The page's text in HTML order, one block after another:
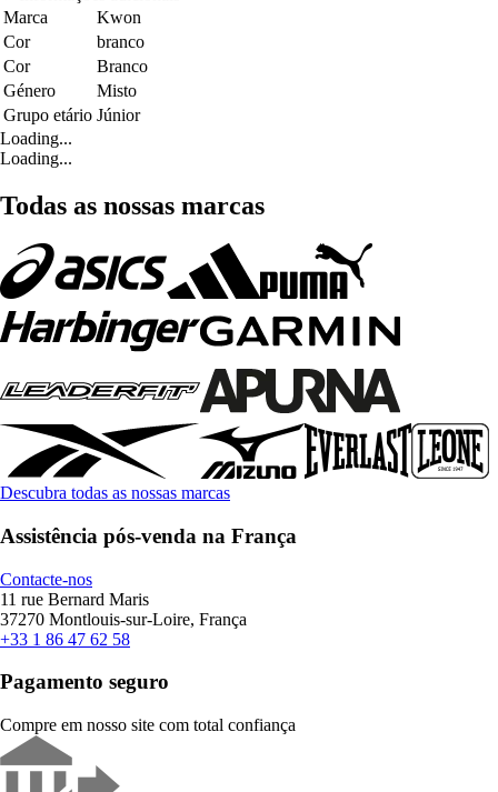
Marca
Kwon
Cor
branco
Cor
Branco
Género
Misto
Grupo etário Júnior
Loading...
Loading...
Todas as nossas marcas
Descubra todas as nossas marcas
Assistência pós-venda na França
Contacte-nos
11 rue Bernard Maris
37270 Montlouis-sur-Loire, França
+33 1 86 47 62 58
Pagamento seguro
Compre em nosso site com total confiança